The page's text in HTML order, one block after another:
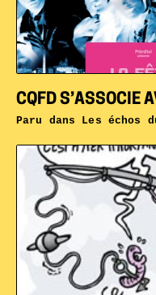
CQFD S’ASSOCIE
Paru dans Les échos